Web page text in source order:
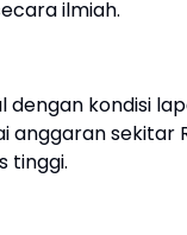
ilmiah.
dengan kondisi
anggaran sekitar
tinggi.